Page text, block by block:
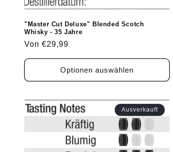
"Master Cut Deluxe" Blended Scotch
Whisky - 35 Jahre
Normaler
Von €29,99
Optionen auswählen
Ausverkauft